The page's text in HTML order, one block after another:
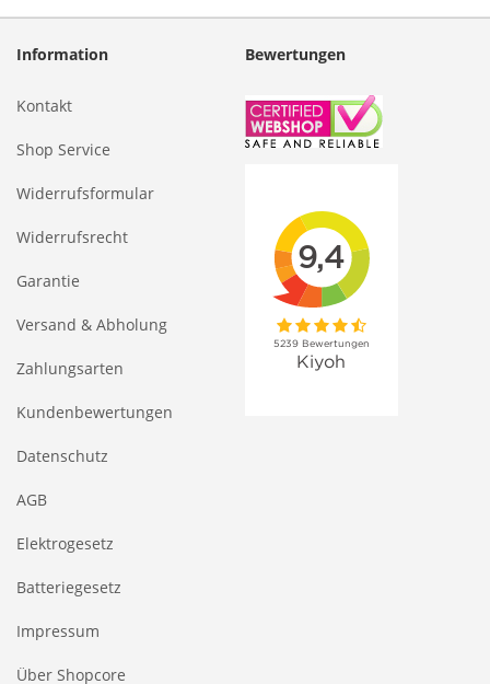
Information
Kontakt
Shop Service
Widerrufsformular
Widerrufsrecht
Garantie
Versand & Abholung
Zahlungsarten
Kundenbewertungen
Datenschutz
AGB
Elektrogesetz
Batteriegesetz
Impressum
Über Shopcore
Bewertungen